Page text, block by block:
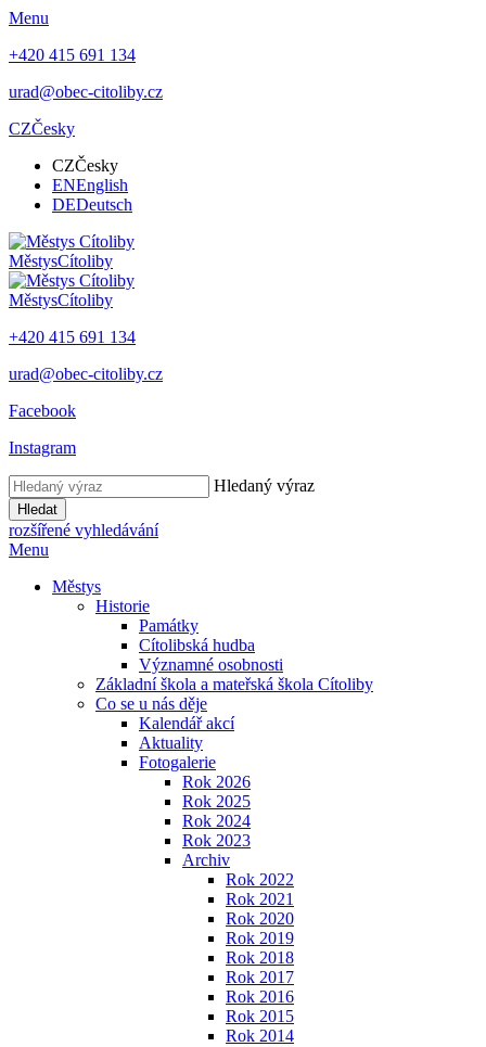
Menu
+420 415 691 134
urad@obec-citoliby.cz
CZČesky
CZČesky
ENEnglish
DEDeutsch
MěstysCítoliby
MěstysCítoliby
+420 415 691 134
urad@obec-citoliby.cz
Facebook
Instagram
Hledaný výraz
Hledat
rozšířené vyhledávání
Menu
Městys
Historie
Památky
Cítolibská hudba
Významné osobnosti
Základní škola a mateřská škola Cítoliby
Co se u nás děje
Kalendář akcí
Aktuality
Fotogalerie
Rok 2026
Rok 2025
Rok 2024
Rok 2023
Archiv
Rok 2022
Rok 2021
Rok 2020
Rok 2019
Rok 2018
Rok 2017
Rok 2016
Rok 2015
Rok 2014